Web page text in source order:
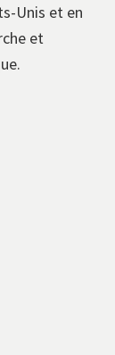
Unis et en
et